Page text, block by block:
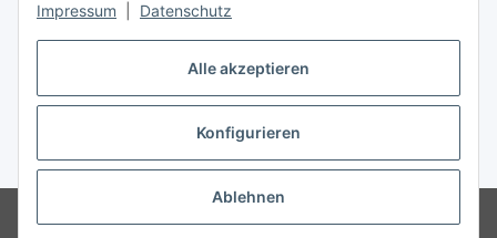
Alle akzeptieren
Konfigurieren
Ablehnen
Impressum Datenschutz
* Alle Preise inkl. gesetzlicher USt., zzgl.Versand